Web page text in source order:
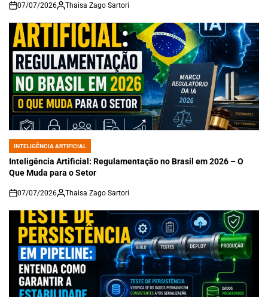
on
07/07/2026 Thaisa Zago Sartori
POSTED
IN
INTELIGÊNCIA ARTIFICIAL
Inteligência Artificial: Regulamentação no Brasil em 2026 – O
Que Muda para o Setor
on
07/07/2026 Thaisa Zago Sartori